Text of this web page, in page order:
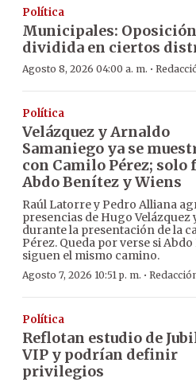
Política
Municipales:
dividida en ciertos
Agosto 8, 2026 04:00 a. m. ·
Política
Velázquez y Arnaldo
Samaniego ya se
con Camilo Pérez; solo
Abdo Benítez y Wiens
Raúl Latorre y Pedro Alliana
presencias de Hugo
durante la presentación de la
Pérez. Queda por verse si
siguen el mismo camino.
Agosto 7, 2026 10:51 p. m. ·
Política
Reflotan estudio de
VIP y podrían definir
privilegios